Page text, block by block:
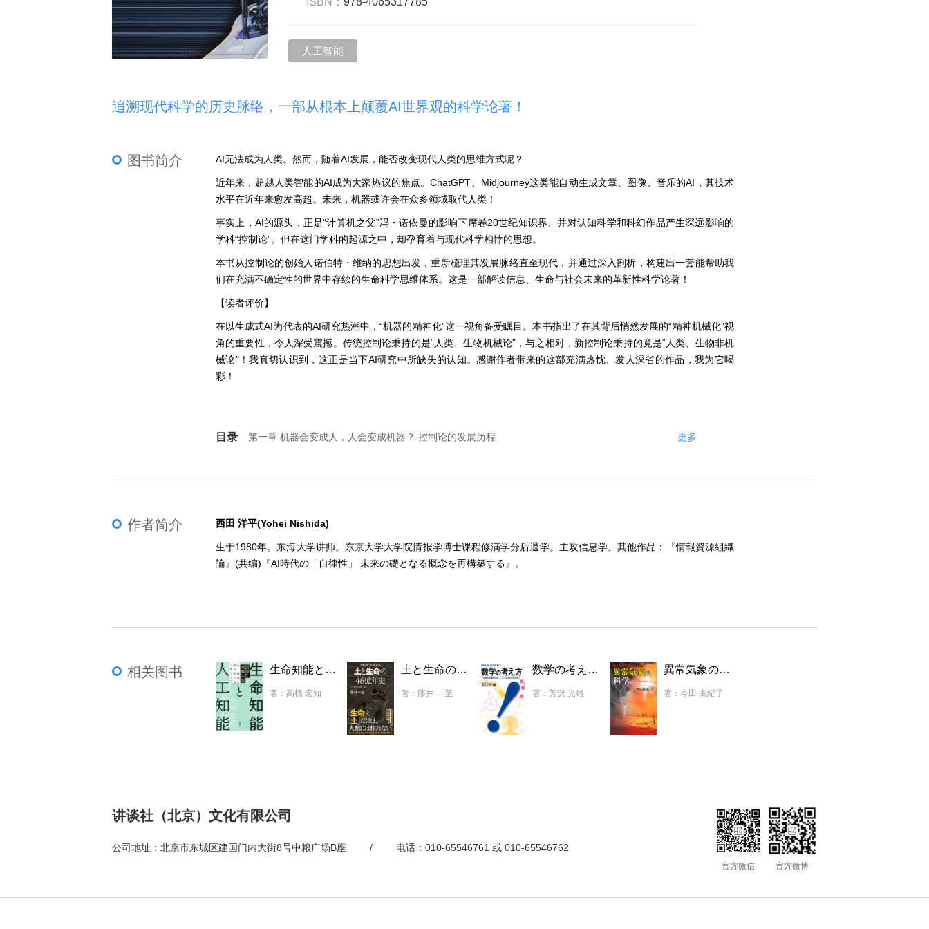
人工智能
追溯现代科学的历史脉络，一部从根本上颠覆AI世界观的科学论著！
图书简介 AI无法成为人类。然而，随着AI发展，能否改变现代人类的思维方式呢？
近年来，超越人类智能的AI成为大家热议的焦点。ChatGPT、Midjourney这类能自动生成文章、图像、音乐的AI，其技术
水平在近年来愈发高超。未来，机器或许会在众多领域取代人类！
事实上，AI的源头，正是“计算机之父”冯・诺依曼的影响下席卷20世纪知识界、并对认知科学和科幻作品产生深远影响的
学科“控制论”。但在这门学科的起源之中，却孕育着与现代科学相悖的思想。
本书从控制论的创始人诺伯特・维纳的思想出发，重新梳理其发展脉络直至现代，并通过深入剖析，构建出一套能帮助我
们在充满不确定性的世界中存续的生命科学思维体系。这是一部解读信息、生命与社会未来的革新性科学论著！
【读者评价】
在以生成式AI为代表的AI研究热潮中，“机器的精神化”这一视角备受瞩目。本书指出了在其背后悄然发展的“精神机械化”视
角的重要性，令人深受震撼。传统控制论秉持的是“人类、生物机械论”，与之相对，新控制论秉持的竟是“人类、生物非机
械论”！我真切认识到，这正是当下AI研究中所缺失的认知。感谢作者带来的这部充满热忱、发人深省的作品，我为它喝
彩！
目录
第一章 机器会变成人，人会变成机器？ 控制论的发展历程
第二章 在控制与循环的夹缝之间 —— 孕育的分岔路口
第三章 迈向二阶控制论 对观察行为本身进行观察
对自我控制的控制；环境的平庸化；认知盲点；从一阶控制论到二阶控制论
第四章 自创生理论的冲击 何谓生命系统
现实的建构方法；格拉泽斯菲尔德的激进建构主义；共同的现实建构
控制论的信息观；新型信息学的崛起；信息传递这一虚构命题
第七章 总结与展望 控制论范式的未来走向
控制论与两种范式；新控制论的应用领域
更多
作者简介 西田 洋平(Yohei Nishida)
生于1980年。东海大学讲师。东京大学大学院情报学博士课程修满学分后退学。主攻信息学。其他作品：『情報資源組織
論』(共编)『AI時代の「自律性」 未来の礎となる概念を再構築する』。
相关图书 生命知能と人工知能 AI時代の脳の使い方・育て方
著：高橋 宏知
土と生命の46億年史 土と進化の謎に迫る
著：藤井 一至
数学の考え方 発見的問題解決法――ひらめきを生む思考へ
著：芳沢 光雄
異常気象の科学 猛暑・豪雨・大雪のしくみと将来予測
著：今田 由紀子
讲谈社（北京）文化有限公司
公司地址：北京市东城区建国门内大街8号中粮广场B座 / 电话：010-65546761 或 010-65546762
官方微信 官方微博